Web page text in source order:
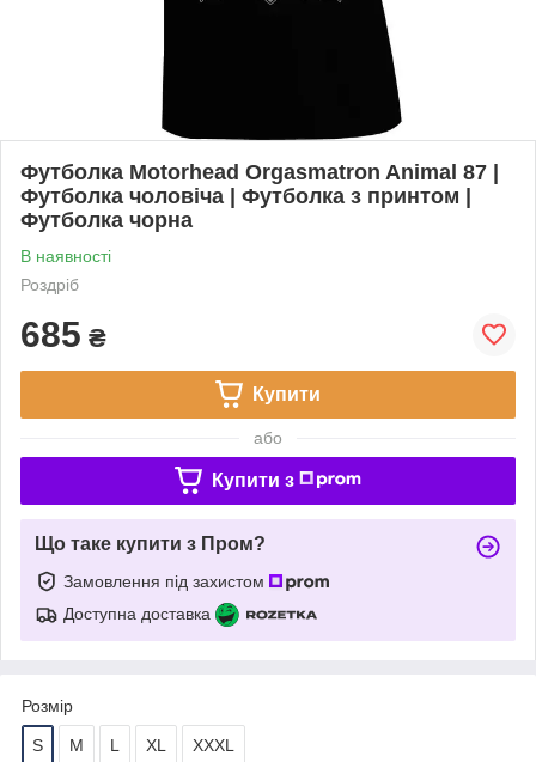
Футболка Motorhead Orgasmatron Animal 87 |
Футболка чоловіча | Футболка з принтом |
Футболка чорна
В наявності
Роздріб
685 ₴
Купити
або
Купити з
Що таке купити з Пром?
Замовлення під захистом
Доступна доставка
Розмір
S M L XL XXXL